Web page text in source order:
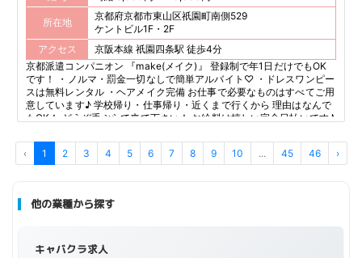
所在地
京都府京都市東山区祇園町南側529
ケントビル1F・2F
アクセス
京阪本線 祇園四条駅 徒歩4分
京都派遣コンパニオン 『make(メイク)』 登録制で年1日だけでもOK
です！ ・ノルマ・罰金一切なしで簡単アルバイト♡ ・ドレスワンピー
スは無料レンタル ・ヘアメイク完備 お仕事で必要なものはすべてご用
意しています♪ 学校帰り・仕事帰り・近くまで行くから 理由はなんで
もOK！ どうぞ手ぶらで来て下さい！ お給料は嬉しい完全日払いです♪
‹ 1 2 3 4 5 6 7 8 9 10 ... 45 46 ›
他の業種から探す
キャバクラ求人